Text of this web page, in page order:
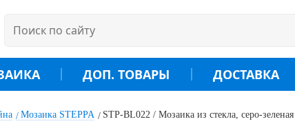
ДОП. ТОВАРЫ ДОСТАВКА
Мозаика STEPPA STP-BL022 / Мозаика из стекла, серо-